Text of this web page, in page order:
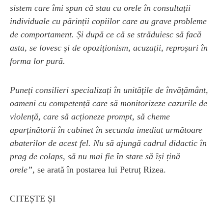
sistem care îmi spun că stau cu orele în consultații
individuale cu părinții copiilor care au grave probleme
de comportament. Și după ce că se străduiesc să facă
asta, se lovesc și de opoziționism, acuzații, reproșuri în
forma lor pură.
Puneți consilieri specializați în unitățile de învățământ,
oameni cu competență care să monitorizeze cazurile de
violență, care să acționeze prompt, să cheme
aparținătorii în cabinet în secunda imediat următoare
abaterilor de acest fel. Nu să ajungă cadrul didactic în
prag de colaps, să nu mai fie în stare să își țină
orele”, se arată în postarea lui Petruț Rizea.
CITEȘTE ȘI